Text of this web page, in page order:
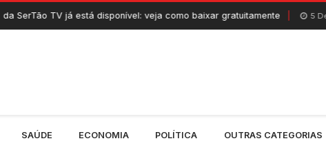
já está disponível: veja como baixar gratuitamente 5 De Agosto, 2026
SAÚDE ECONOMIA POLÍTICA OUTRAS CATEGORIAS